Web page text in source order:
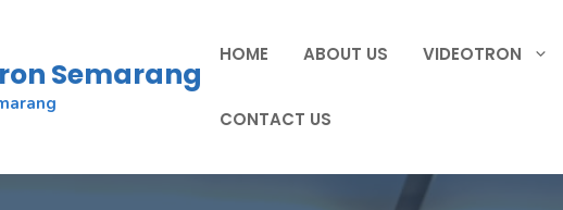
Semarang
HOME ABOUT US VIDEOTRON
CONTACT US